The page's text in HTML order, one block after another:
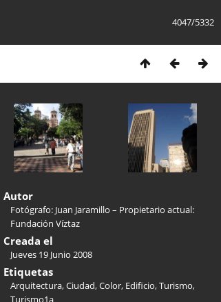
4047/5332
Autor
Fotógrafo: Juan Jaramillo – Propietario actual:
Fundación Víztaz
Creada el
Jueves 19 Junio 2008
Etiquetas
Arquitectura,Ciudad,Color, Edificio,Turismo,
Turismo1a